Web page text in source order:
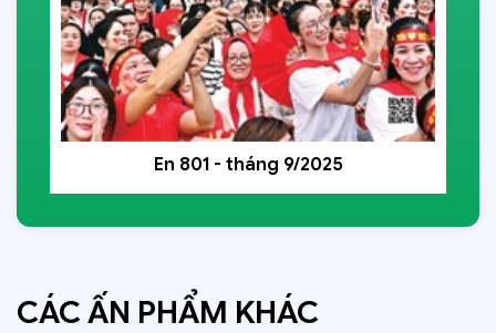
En 801 - tháng 9/2025
CÁC ẤN PHẨM KHÁC